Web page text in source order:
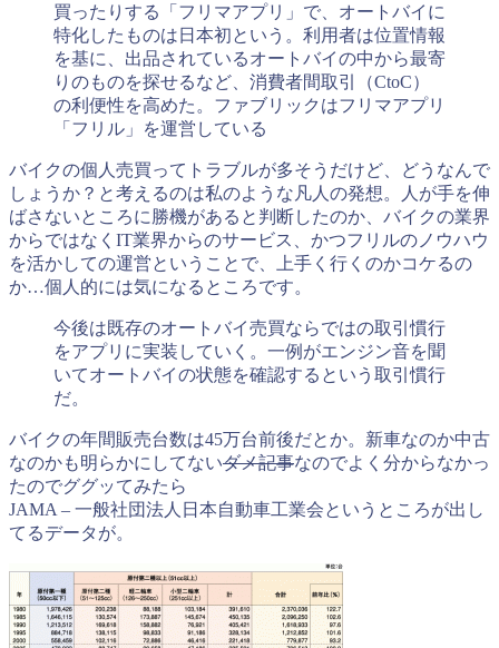
買ったりする「フリマアプリ」で、オートバイに
特化したものは日本初という。利用者は位置情報
を基に、出品されているオートバイの中から最寄
りのものを探せるなど、消費者間取引（CtoC）
の利便性を高めた。ファブリックはフリマアプリ
「フリル」を運営している
バイクの個人売買ってトラブルが多そうだけど、どうなんで
しょうか？と考えるのは私のような凡人の発想。人が手を伸
ばさないところに勝機があると判断したのか、バイクの業界
からではなくIT業界からのサービス、かつフリルのノウハウ
を活かしての運営ということで、上手く行くのかコケるの
か…個人的には気になるところです。
今後は既存のオートバイ売買ならではの取引慣行
をアプリに実装していく。一例がエンジン音を聞
いてオートバイの状態を確認するという取引慣行
だ。
バイクの年間販売台数は45万台前後だとか。新車なのか中古
なのかも明らかにしてないダメ記事なのでよく分からなかっ
たのでググッてみたら
JAMA – 一般社団法人日本自動車工業会というところが出し
てるデータが。